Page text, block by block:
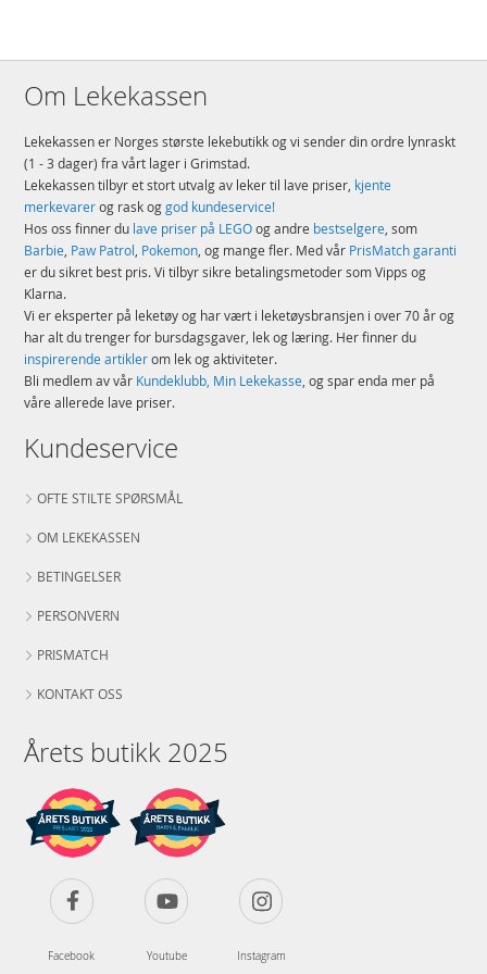
Om Lekekassen
Lekekassen er Norges største lekebutikk og vi sender din ordre lynraskt
(1 - 3 dager) fra vårt lager i Grimstad.
Lekekassen tilbyr et stort utvalg av leker til lave priser, kjente
merkevarerog rask oggod kundeservice!
Hos oss finner du lave priser på LEGOog andre bestselgere, som
Barbie, Paw Patrol, Pokemon, og mange fler. Med vår PrisMatch garanti
er du sikret best pris. Vi tilbyr sikre betalingsmetoder som Vipps og
Klarna.
Vi er eksperter på leketøy og har vært i leketøysbransjen i over 70 år og
har alt du trenger for bursdagsgaver, lek og læring. Her finner du
inspirerende artiklerom lek og aktiviteter.
Bli medlem av vår Kundeklubb, Min Lekekasse, og spar enda mer på
våre allerede lave priser.
Kundeservice
OFTE STILTE SPØRSMÅL
OM LEKEKASSEN
BETINGELSER
PERSONVERN
PRISMATCH
KONTAKT OSS
Årets butikk 2025
Facebook Youtube Instagram